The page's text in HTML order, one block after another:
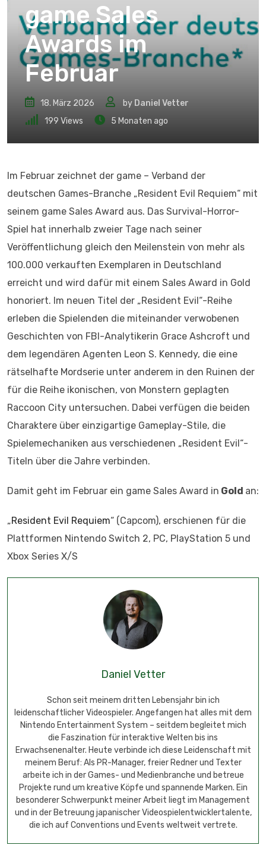
game Sales
Awards im
Februar
18. März 2026 by Daniel Vetter
199 Views 5 Monaten ago
Im Februar zeichnet der game – Verband der
deutschen Games-Branche „Resident Evil Requiem“ mit
seinem game Sales Award aus. Das Survival-Horror-
Spiel hat innerhalb zweier Tage nach seiner
Veröffentlichung gleich den Meilenstein von mehr als
100.000 verkauften Exemplaren in Deutschland
erreicht und wird dafür mit einem Sales Award in Gold
honoriert. Im neuen Titel der „Resident Evil“-Reihe
erleben die Spielenden die miteinander verwobenen
Geschichten von FBI-Analytikerin Grace Ashcroft und
dem legendären Agenten Leon S. Kennedy, die eine
rätselhafte Mordserie unter anderem in den Ruinen der
für die Reihe ikonischen, von Monstern geplagten
Raccoon City untersuchen. Dabei verfügen die beiden
Charaktere über einzigartige Gameplay-Stile, die
Spielemechaniken aus verschiedenen „Resident Evil“-
Titeln über die Jahre verbinden.
Damit geht im Februar ein game Sales Award in Gold an:
„Resident Evil Requiem“ (Capcom), erschienen für die
Plattformen Nintendo Switch 2, PC, PlayStation 5 und
Xbox Series X/S
Daniel Vetter
Schon seit meinem dritten Lebensjahr bin ich
leidenschaftlicher Videospieler. Angefangen hat alles mit dem
Nintendo Entertainment System – seitdem begleitet mich
die Faszination für interaktive Welten bis ins
Erwachsenenalter. Heute verbinde ich diese Leidenschaft mit
meinem Beruf: Als PR-Manager, freier Redner und Texter
arbeite ich in der Games- und Medienbranche und betreue
Projekte rund um kreative Köpfe und spannende Marken. Ein
besonderer Schwerpunkt meiner Arbeit liegt im Management
und in der Betreuung japanischer Videospielentwicklertalente,
die ich auf Conventions und Events weltweit vertrete.